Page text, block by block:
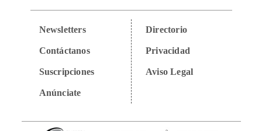
Newsletters
Contáctanos
Suscripciones
Anúnciate
Directorio
Privacidad
Aviso Legal